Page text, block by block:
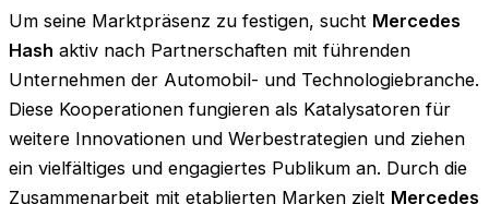
Um seine Marktpräsenz zu festigen, sucht Mercedes
Hash aktiv nach Partnerschaften mit führenden
Unternehmen der Automobil- und Technologiebranche.
Diese Kooperationen fungieren als Katalysatoren für
weitere Innovationen und Werbestrategien und ziehen
ein vielfältiges und engagiertes Publikum an. Durch die
Zusammenarbeit mit etablierten Marken zielt Mercedes